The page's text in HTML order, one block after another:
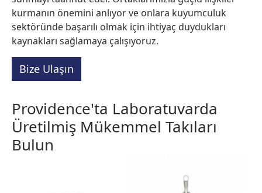
kurmanın önemini anlıyor ve onlara kuyumculuk
sektöründe başarılı olmak için ihtiyaç duydukları
kaynakları sağlamaya çalışıyoruz.
Bize Ulaşın
Providence'ta Laboratuvarda
Üretilmiş Mükemmel Takıları
Bulun